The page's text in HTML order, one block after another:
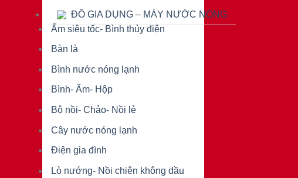
ĐỒ GIA DỤNG – MÁY NƯỚC NÓNG
Ấm siêu tốc- Bình thủy điện
Bàn là
Bình nước nóng lạnh
Bình- Ấm- Hộp
Bộ nồi- Chảo- Nồi lẻ
Cây nước nóng lạnh
Điện gia đình
Lò nướng- Nồi chiên không dầu